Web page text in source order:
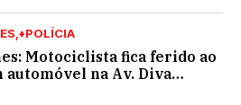
♦POLÍCIA
Motociclista fica ferido ao
na Av. Diva
tinha CNH